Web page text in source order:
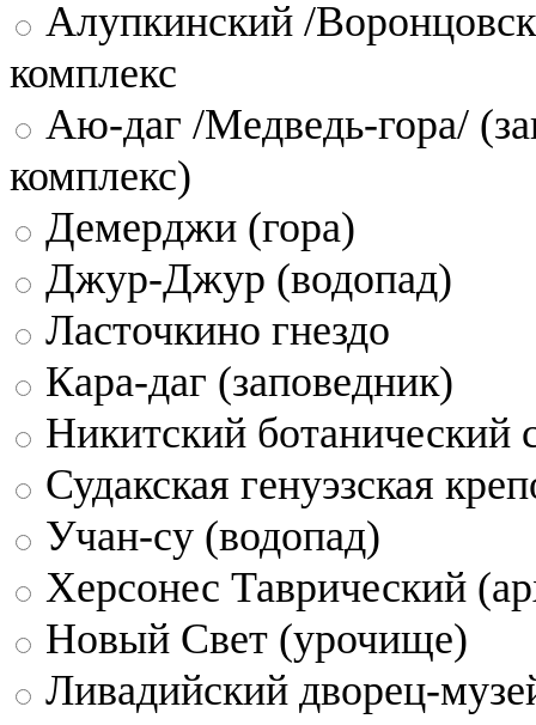
Алупкинский /
комплекс
Аю-даг /Медведь-гора/
комплекс)
Демерджи (гора)
Джур-Джур (водопад)
Ласточкино гнездо
Кара-даг (заповедник)
Никитский ботанический
Судакская генуэзская
Учан-су (водопад)
Херсонес Таврический
Новый Свет (урочище)
Ливадийский дворец-